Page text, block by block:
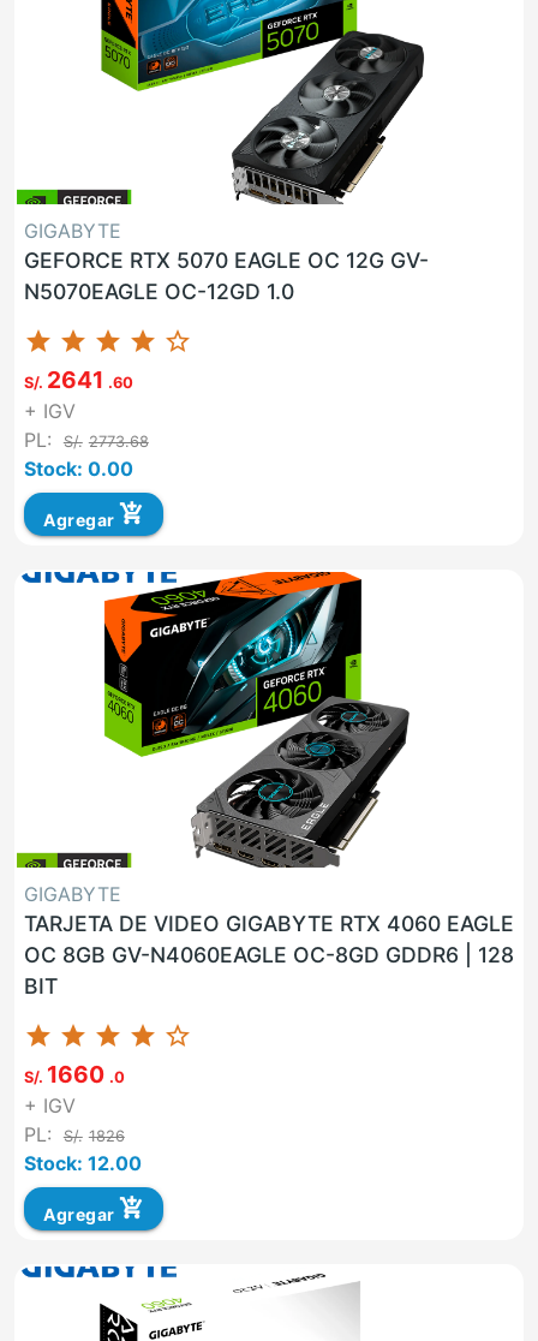
GIGABYTE
GEFORCE RTX 5070 EAGLE OC 12G GV-
N5070EAGLE OC-12GD 1.0
star star star star star_border
S/. 2641 .60
+ IGV
PL:
S/. 2773.68
Stock: 0.00
Agregar add_shopping_cart
GIGABYTE
TARJETA DE VIDEO GIGABYTE RTX 4060 EAGLE
OC 8GB GV-N4060EAGLE OC-8GD GDDR6 | 128
BIT
star star star star star_border
S/. 1660 .0
+ IGV
PL:
S/. 1826
Stock: 12.00
Agregar add_shopping_cart